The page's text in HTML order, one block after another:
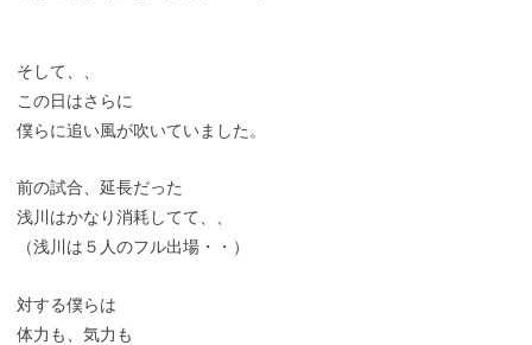
そして、、
この日はさらに
僕らに追い風が吹いていました。
前の試合、延長だった
浅川はかなり消耗してて、、
（浅川は５人のフル出場・・）
対する僕らは
体力も、気力も